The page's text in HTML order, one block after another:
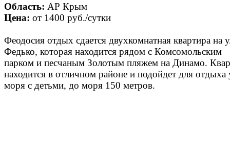
Область: АР Крым
Цена: от 1400 руб./сутки
Феодосия отдых сдается двухкомнатная квартира на
Федько, которая находится рядом с Комсомольским
парком и песчаным Золотым пляжем на Динамо.
находится в отличном районе и подойдет для отдыха
моря с детьми, до моря 150 метров.